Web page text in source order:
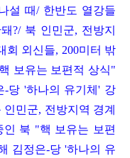
설 때/ 한반도 열강들
?/ 북 인민군, 전방지
회 외신들, 200미터 밖
핵 보유는 보편적 상식"
-당 '하나의 유기체' 강
인민군, 전방지역 경계
인 북 "핵 보유는 보편
김정은-당 '하나의 유